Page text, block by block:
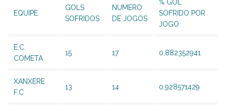
EQUIPE
GOLS
SOFRIDOS
NUMERO
DE JOGOS
% GOL
SOFRIDO POR
JOGO
E.C.
COMETA
15 17 0,882352941
XANXERE
F.C
13 14 0,928571429